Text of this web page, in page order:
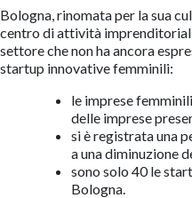
Bologna, rinomata per la sua
centro di attività imprenditoriali
settore che non ha ancora
startup innovative femminili:
le imprese
delle imprese
si è registrata una
a una diminuzione
sono solo 40 le
Bologna.